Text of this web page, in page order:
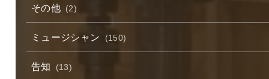
その他 (2)
ミュージシャン (150)
告知 (13)